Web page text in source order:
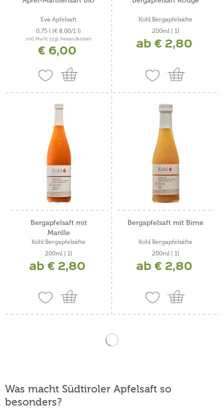
Eva Apfelsaft
0,75 l (€ 8,00/1 l)
inkl. MwSt. zzgl. Versandkosten
€ 6,00
Kohl Bergapfelsäfte
200ml | 1l
ab € 2,80
Bergapfelsaft mit
Marille
Kohl Bergapfelsäfte
200ml | 1l
ab € 2,80
Bergapfelsaft mit Birne
Kohl Bergapfelsäfte
200ml | 1l
ab € 2,80
Was macht Südtiroler Apfelsaft so
besonders?